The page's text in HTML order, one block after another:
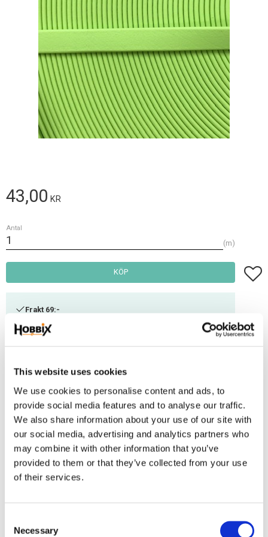
This website uses cookies
We use cookies to personalise content and ads, to
provide social media features and to analyse our traffic.
We also share information about your use of our site with
our social media, advertising and analytics partners who
may combine it with other information that you’ve
provided to them or that they’ve collected from your use
of their services.
Necessary
43,00 KR
Antal
m
KÖP Lägg
Frakt 69:-
Fri frakt över 2500:-
Artikelnr
BT-27-13
BioThane är polyester i kärnan och PVC utanpå, bredd 13 mm. tjocklek
ca.2,5 mm. ett mjukt följsamt konstmaterial som är det närmaste läder man
kan komma.. Vattentät, kan tvättas av, luktar inte och möglar inte. Passar till
många användningsområden, hundhalsband, koppel, träns, grimmor,